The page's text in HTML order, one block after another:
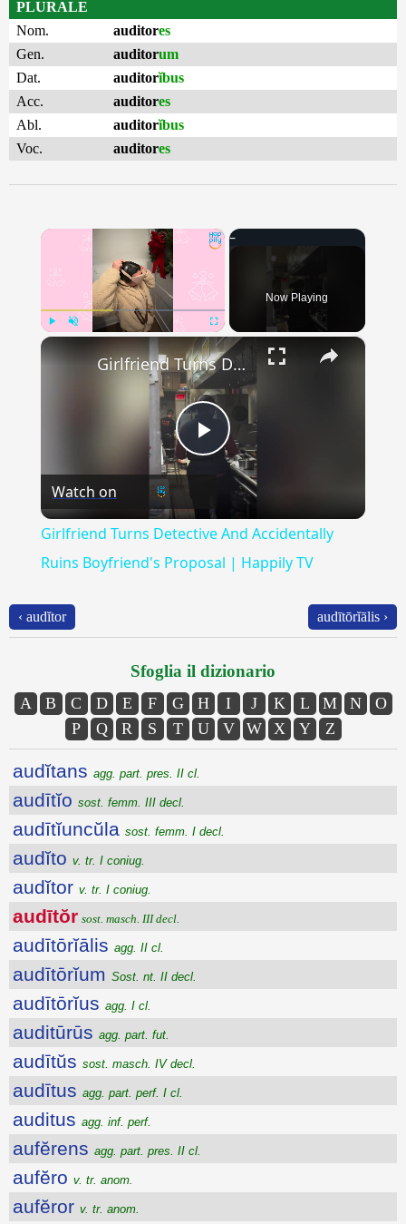
PLURALE
Nom.
auditores
Gen.
auditorum
Dat.
auditorĭbus
Acc.
auditores
Abl.
auditorĭbus
Voc.
auditores
×
Fullscreen
Now Playing
×
Play
Video
Girlfriend Turns Detective And Accidentally Ruins Boyfriend's Proposal | Happily TV
Watch on
Girlfriend Turns Detective And Accidentally
Ruins Boyfriend's Proposal | Happily TV
‹ audĭtor audītōrĭālis ›
Sfoglia il dizionario
A B C D E F G H I J K L M N
O
P
Q R S T U V W X Y Z
audĭtans agg. part. pres. II cl.
audītĭo sost. femm. III decl.
audītĭuncŭla sost. femm. I decl.
audĭto v. tr. I coniug.
audĭtor v. tr. I coniug.
audītŏr sost. masch. III decl.
audītōrĭālis agg. II cl.
audītōrĭum Sost. nt. II decl.
audītōrĭus agg. I cl.
auditūrūs agg. part. fut.
audītŭs sost. masch. IV decl.
audītus agg. part. perf. I cl.
auditus agg. inf. perf.
aufĕrens agg. part. pres. II cl.
aufĕro v. tr. anom.
aufĕror v. tr. anom.